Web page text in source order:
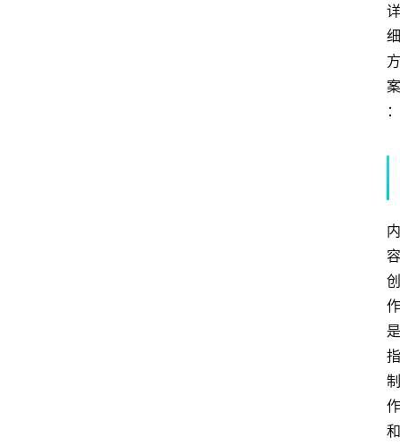
详
细
方
案
：
内
容
创
作
是
指
制
作
和